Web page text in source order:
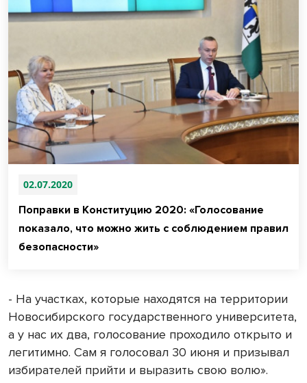
02.07.2020
Поправки в Конституцию 2020: «Голосование
показало, что можно жить с соблюдением правил
безопасности»
- На участках, которые находятся на территории
Новосибирского государственного университета,
а у нас их два, голосование проходило открыто и
легитимно. Сам я голосовал 30 июня и призывал
избирателей прийти и выразить свою волю».